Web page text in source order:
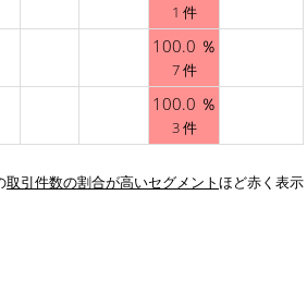
1 件
100.0 ％
7 件
100.0 ％
3 件
取引件数の割合が高いセグメントほど赤く表示